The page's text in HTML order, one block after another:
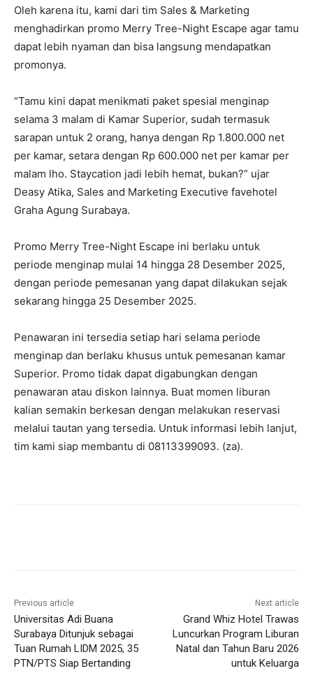
Oleh karena itu, kami dari tim Sales & Marketing
menghadirkan promo Merry Tree-Night Escape agar tamu
dapat lebih nyaman dan bisa langsung mendapatkan
promonya.
“Tamu kini dapat menikmati paket spesial menginap
selama 3 malam di Kamar Superior, sudah termasuk
sarapan untuk 2 orang, hanya dengan Rp 1.800.000 net
per kamar, setara dengan Rp 600.000 net per kamar per
malam lho. Staycation jadi lebih hemat, bukan?” ujar
Deasy Atika, Sales and Marketing Executive favehotel
Graha Agung Surabaya.
Promo Merry Tree-Night Escape ini berlaku untuk
periode menginap mulai 14 hingga 28 Desember 2025,
dengan periode pemesanan yang dapat dilakukan sejak
sekarang hingga 25 Desember 2025.
Penawaran ini tersedia setiap hari selama periode
menginap dan berlaku khusus untuk pemesanan kamar
Superior. Promo tidak dapat digabungkan dengan
penawaran atau diskon lainnya. Buat momen liburan
kalian semakin berkesan dengan melakukan reservasi
melalui tautan yang tersedia. Untuk informasi lebih lanjut,
tim kami siap membantu di 08113399093. (za).
Previous article
Universitas Adi Buana
Surabaya Ditunjuk sebagai
Tuan Rumah LIDM 2025, 35
PTN/PTS Siap Bertanding
Next article
Grand Whiz Hotel Trawas
Luncurkan Program Liburan
Natal dan Tahun Baru 2026
untuk Keluarga